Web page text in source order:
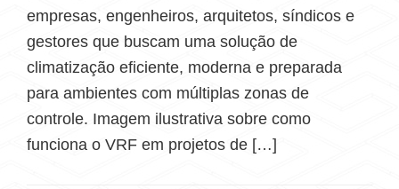
empresas, engenheiros, arquitetos, síndicos e
gestores que buscam uma solução de
climatização eficiente, moderna e preparada
para ambientes com múltiplas zonas de
controle. Imagem ilustrativa sobre como
funciona o VRF em projetos de […]